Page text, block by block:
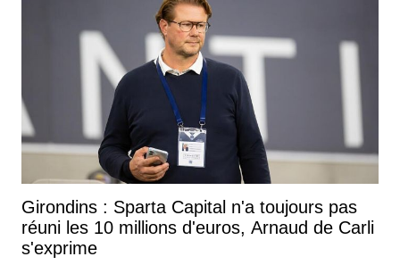
Girondins : Sparta Capital n'a toujours pas
réuni les 10 millions d'euros, Arnaud de Carli
s'exprime